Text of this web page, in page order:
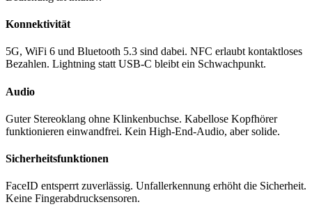
Konnektivität
5G, WiFi 6 und Bluetooth 5.3 sind dabei. NFC erlaubt kontaktloses
Bezahlen. Lightning statt USB-C bleibt ein Schwachpunkt.
Audio
Guter Stereoklang ohne Klinkenbuchse. Kabellose Kopfhörer
funktionieren einwandfrei. Kein High-End-Audio, aber solide.
Sicherheitsfunktionen
FaceID entsperrt zuverlässig. Unfallerkennung erhöht die Sicherheit.
Keine Fingerabdrucksensoren.